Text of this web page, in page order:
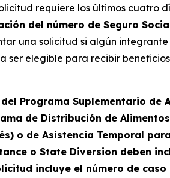
requiere los últimos
del número de Seguro
una solicitud si algún
elegible para recibir
Programa Suplementario
de Distribución de
o de Asistencia Temporal
o State Diversion deben
incluye el número de